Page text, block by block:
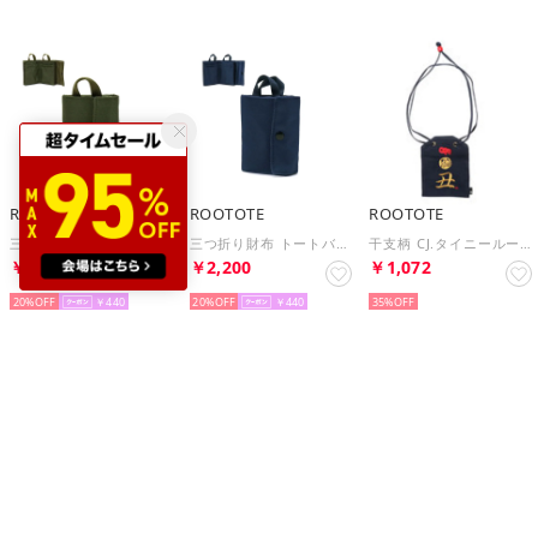
ROOTOTE
三つ折り財布 トートバッグ エコバッグ RT RO.パース＆ショッパーーA 2点セット 折りたたみ 6748 （カーキ）
￥2,200
20% ￥440
ROOTOTE
三つ折り財布 トートバッグ エコバッグ RT RO.パース＆ショッパーーA 2点セット 折りたたみ 6748 （ネイビー）
￥2,200
20% ￥440
ROOTOTE
干支柄 CJ.タイニールー オマモリ 3042&3043(ｲﾇ)
￥1,072
35%